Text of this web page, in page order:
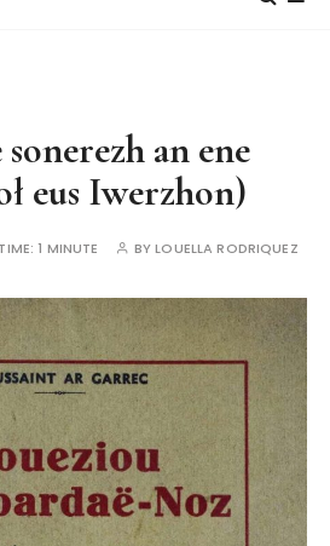
an ene
eus Iwerzhon)
1 MINUTE BYLOUELLA RODRIQUEZ